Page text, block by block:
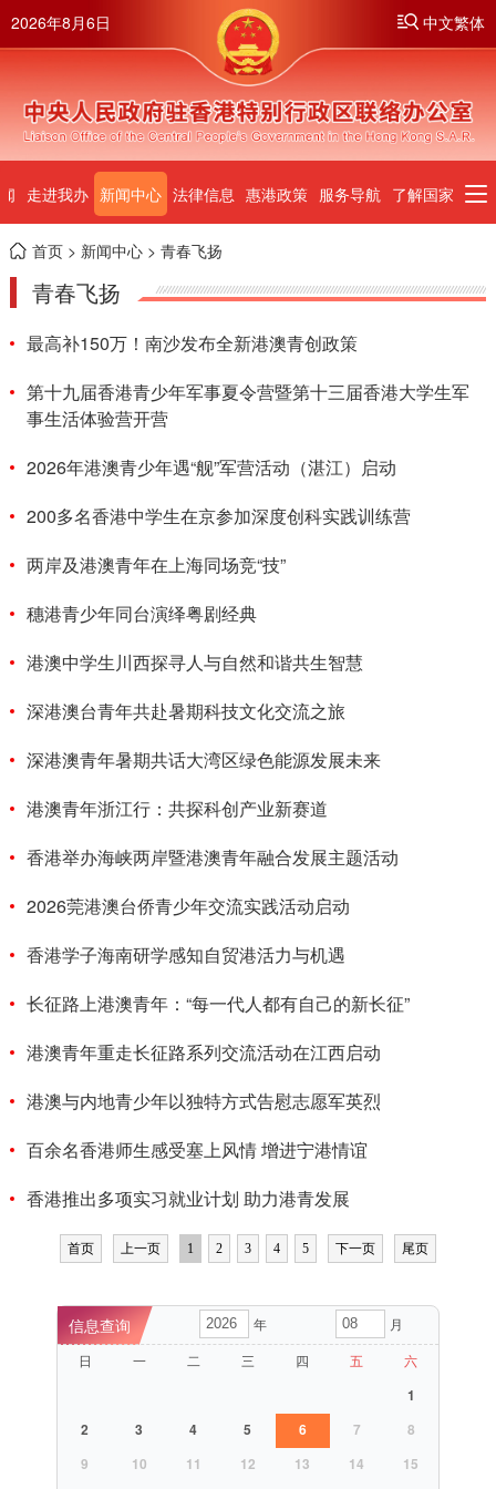
2026年8月6日 中文繁体
走进我办 新闻中心 法律信息 惠港政策 服务导航 了解国家
首页> 新闻中心> 青春飞扬
年
月
日
一 二 三 四 五 六
1
2
3 4 5 6 7
8
9
10 11 12 13 14
15
青春飞扬
最高补150万！南沙发布全新港澳青创政策
第十九届香港青少年军事夏令营暨第十三届香港大学生军
事生活体验营开营
2026年港澳青少年遇“舰”军营活动（湛江）启动
200多名香港中学生在京参加深度创科实践训练营
两岸及港澳青年在上海同场竞“技”
穗港青少年同台演绎粤剧经典
港澳中学生川西探寻人与自然和谐共生智慧
深港澳台青年共赴暑期科技文化交流之旅
深港澳青年暑期共话大湾区绿色能源发展未来
港澳青年浙江行：共探科创产业新赛道
香港举办海峡两岸暨港澳青年融合发展主题活动
2026莞港澳台侨青少年交流实践活动启动
香港学子海南研学感知自贸港活力与机遇
长征路上港澳青年：“每一代人都有自己的新长征”
港澳青年重走长征路系列交流活动在江西启动
港澳与内地青少年以独特方式告慰志愿军英烈
百余名香港师生感受塞上风情 增进宁港情谊
香港推出多项实习就业计划 助力港青发展
首页 上一页 1 2 3 4 5 下一页 尾页